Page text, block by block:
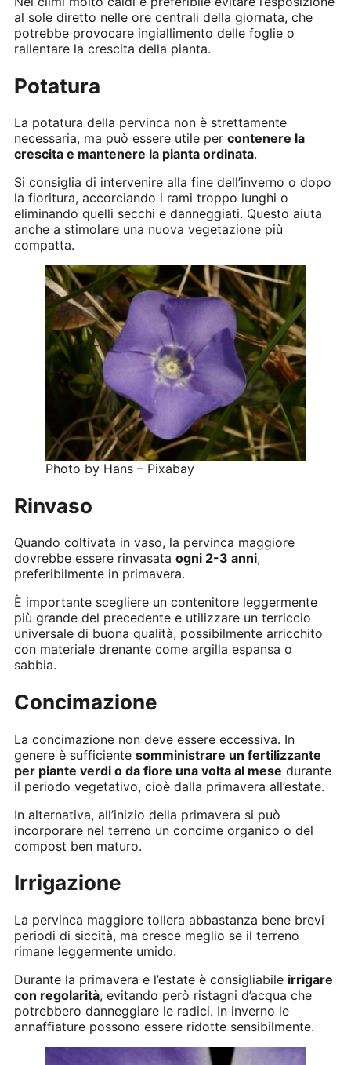
al sole diretto nelle ore centrali della giornata, che
potrebbe provocare ingiallimento delle foglie o
rallentare la crescita della pianta.
Potatura
La potatura della pervinca non è strettamente
necessaria, ma può essere utile per contenere la
crescita e mantenere la pianta ordinata.
Si consiglia di intervenire alla fine dell’inverno o dopo
la fioritura, accorciando i rami troppo lunghi o
eliminando quelli secchi e danneggiati. Questo aiuta
anche a stimolare una nuova vegetazione più
compatta.
Photo by Hans – Pixabay
Rinvaso
Quando coltivata in vaso, la pervinca maggiore
dovrebbe essere rinvasata ogni 2-3 anni,
preferibilmente in primavera.
È importante scegliere un contenitore leggermente
più grande del precedente e utilizzare un terriccio
universale di buona qualità, possibilmente arricchito
con materiale drenante come argilla espansa o
sabbia.
Concimazione
La concimazione non deve essere eccessiva. In
genere è sufficiente somministrare un fertilizzante
per piante verdi o da fiore una volta al mese durante
il periodo vegetativo, cioè dalla primavera all’estate.
In alternativa, all’inizio della primavera si può
incorporare nel terreno un concime organico o del
compost ben maturo.
Irrigazione
La pervinca maggiore tollera abbastanza bene brevi
periodi di siccità, ma cresce meglio se il terreno
rimane leggermente umido.
Durante la primavera e l’estate è consigliabile irrigare
con regolarità, evitando però ristagni d’acqua che
potrebbero danneggiare le radici. In inverno le
annaffiature possono essere ridotte sensibilmente.